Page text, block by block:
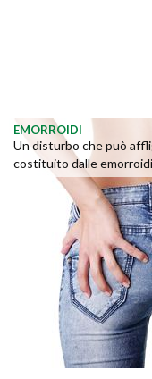
EMORROIDI
Un disturbo che può
costituito dalle emorroidi